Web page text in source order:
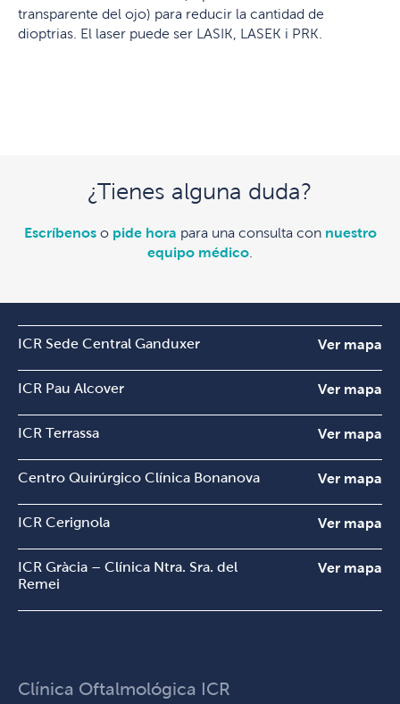
transparente del ojo) para reducir la cantidad de
dioptrias. El laser puede ser LASIK, LASEK i PRK.
¿Tienes alguna duda?
Escríbenoso pide hora para una consulta con nuestro
equipo médico
ICR Sede Central Ganduxer Ver mapa
ICR Pau Alcover Ver mapa
ICR Terrassa Ver mapa
Centro Quirúrgico Clínica Bonanova Ver mapa
ICR Cerignola Ver mapa
ICR Gràcia – Clínica Ntra. Sra. del
Remei
Ver mapa
Clínica Oftalmológica ICR